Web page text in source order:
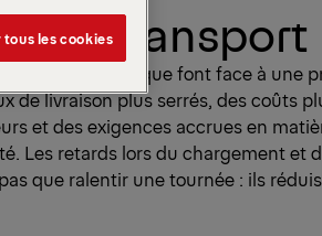
de transport
et de logistique font face à une
de livraison plus serrés, des coûts
et des exigences accrues en
Les retards lors du chargement et
que ralentir une tournée : ils
les cookies